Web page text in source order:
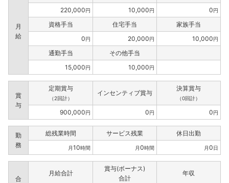
月
給
220,000円 10,000円 0円
資格手当 住宅手当
家族手当
0円 20,000円 10,000円
通勤手当
その他手当
15,000円 10,000円
賞
与
定期賞与
（2回計）
インセンティブ賞与
決算賞与
（0回計）
900,000円 0円 0円
勤
務
総残業時間 サービス残業 休日出勤
月10時間 月0時間 月0日
合
月給合計
賞与(ボーナス)
合計
年収